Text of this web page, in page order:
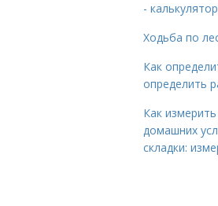
-
Ходьба по
Как
определить
Как
домашних
складки: